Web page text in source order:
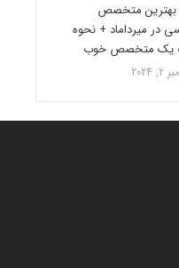
متخصص
در میرداماد + نحوه
یک متخصص خوب
2024